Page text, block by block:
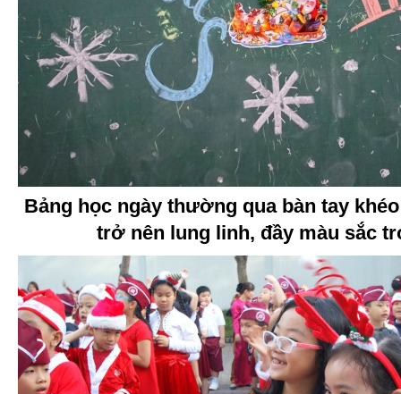
Bảng học ngày thường qua bàn tay
trở nên lung linh, đầy màu sắc